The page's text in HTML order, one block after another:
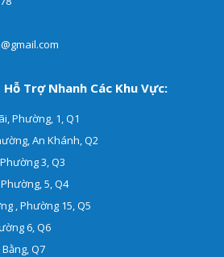
Trợ Nhanh Các Khu Vực:
Phường, 1, Q1
An Khánh, Q2
3, Q3
5, Q4
, Phường 15, Q5
6, Q6
Q7